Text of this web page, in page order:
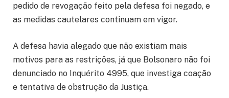
pedido de revogação feito pela defesa foi negado, e
as medidas cautelares continuam em vigor.
A defesa havia alegado que não existiam mais
motivos para as restrições, já que Bolsonaro não foi
denunciado no Inquérito 4995, que investiga coação
e tentativa de obstrução da Justiça.